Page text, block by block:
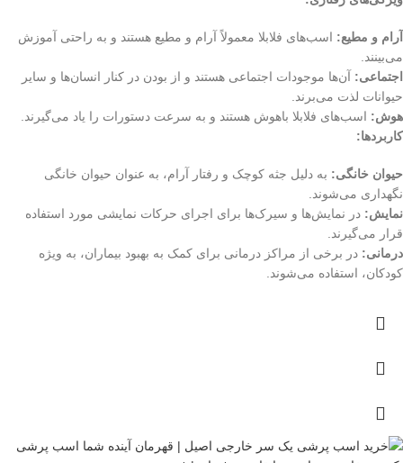
آرام و مطیع: اسب‌های فلابلا معمولاً آرام و مطیع هستند و به راحتی آموزش
می‌بینند.
اجتماعی: آن‌ها موجودات اجتماعی هستند و از بودن در کنار انسان‌ها و سایر
حیوانات لذت می‌برند.
هوش: اسب‌های فلابلا باهوش هستند و به سرعت دستورات را یاد می‌گیرند.
کاربردها:
حیوان خانگی: به دلیل جثه کوچک و رفتار آرام، به عنوان حیوان خانگی
نگهداری می‌شوند.
نمایش: در نمایش‌ها و سیرک‌ها برای اجرای حرکات نمایشی مورد استفاده
قرار می‌گیرند.
درمانی: در برخی از مراکز درمانی برای کمک به بهبود بیماران، به ویژه
کودکان، استفاده می‌شوند.